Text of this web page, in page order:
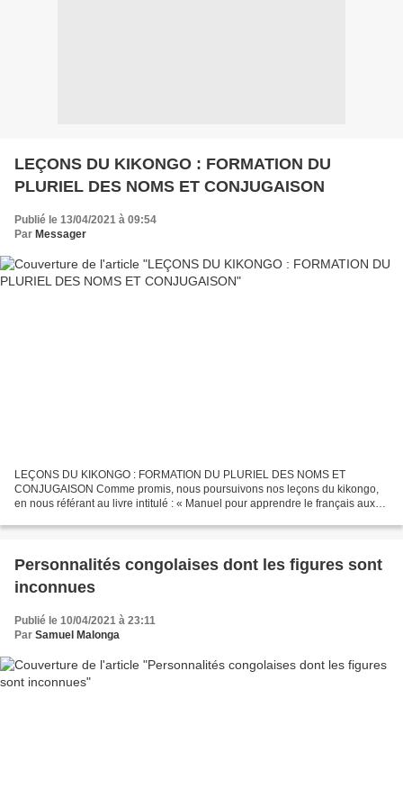
LEÇONS DU KIKONGO : FORMATION DU
PLURIEL DES NOMS ET CONJUGAISON
Publié le 13/04/2021 à 09:54
Par Messager
LEÇONS DU KIKONGO : FORMATION DU PLURIEL DES NOMS ET
CONJUGAISON Comme promis, nous poursuivons nos leçons du kikongo,
en nous référant au livre intitulé : « Manuel pour apprendre le français aux
Personnalités congolaises dont les figures sont
inconnues
Publié le 10/04/2021 à 23:11
Par Samuel Malonga